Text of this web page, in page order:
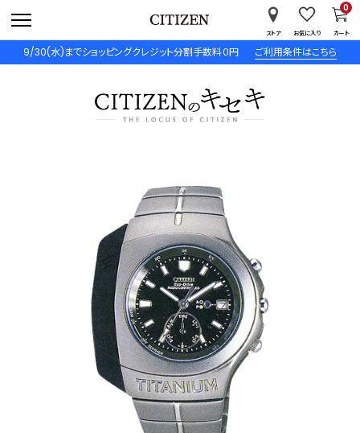
9/30(水)までショッピングクレジット分割手数料０円 ご利用条件はこちら
ストア お気に入り カート
0